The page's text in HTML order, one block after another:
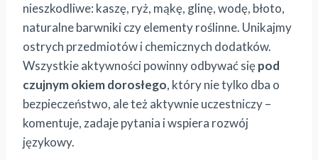
nieszkodliwe: kaszę, ryż, mąkę, glinę, wodę, błoto,
naturalne barwniki czy elementy roślinne. Unikajmy
ostrych przedmiotów i chemicznych dodatków.
Wszystkie aktywności powinny odbywać siępod
czujnym okiem dorosłego, który nie tylko dba o
bezpieczeństwo, ale też aktywnie uczestniczy –
komentuje, zadaje pytania i wspiera rozwój
językowy.